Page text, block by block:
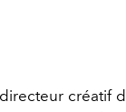
créatif